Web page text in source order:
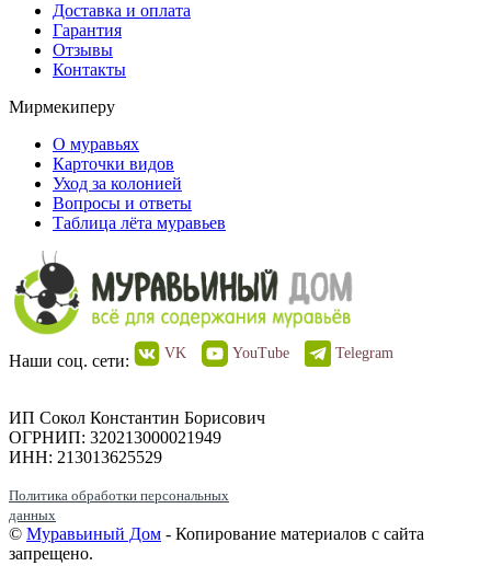
Доставка и оплата
Гарантия
Отзывы
Контакты
Мирмекиперу
О муравьях
Карточки видов
Уход за колонией
Вопросы и ответы
Таблица лёта муравьев
Наши соц. сети: VK YouTube Telegram
ИП Сокол Константин Борисович
ОГРНИП: 320213000021949
ИНН: 213013625529
Политика обработки персональных
данных
© Муравьиный Дом - Копирование материалов с сайта
запрещено.